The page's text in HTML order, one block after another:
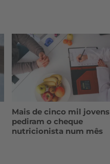
Mais de cinco mil jovens
pediram o cheque
nutricionista num mês